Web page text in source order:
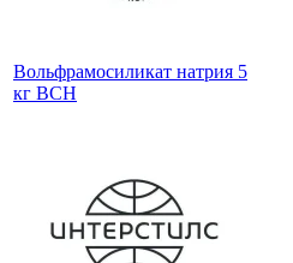
Вольфрамосиликат натрия 5
кг ВСН